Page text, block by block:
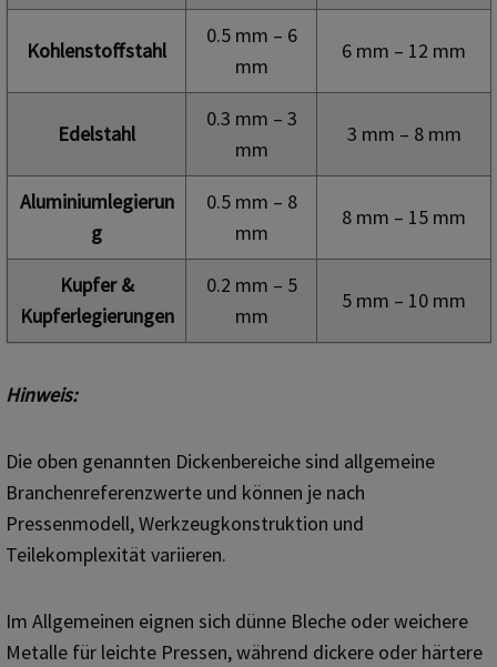
Kohlenstoffstahl
0.5 mm – 6
mm
6 mm – 12 mm
Edelstahl
0.3 mm – 3
mm
3 mm – 8 mm
Aluminiumlegierun
g
0.5 mm – 8
mm
8 mm – 15 mm
Kupfer &
Kupferlegierungen
0.2 mm – 5
mm
5 mm – 10 mm
Hinweis:
Die oben genannten Dickenbereiche sind allgemeine
Branchenreferenzwerte und können je nach
Pressenmodell, Werkzeugkonstruktion und
Teilekomplexität variieren.
Im Allgemeinen eignen sich dünne Bleche oder weichere
Metalle für leichte Pressen, während dickere oder härtere